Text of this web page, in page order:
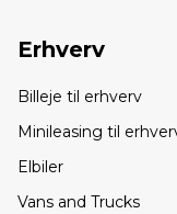
Erhverv
Billeje til erhverv
Minileasing til
Elbiler
Vans and Trucks